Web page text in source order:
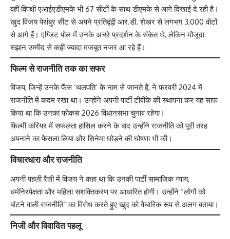
वहीं विपक्षी एआईएडीएमके भी 67 सीटों के साथ डीएमके से आगे दिखाई दे रही है।
खुद विजय पेरांबुर सीट से अपने प्रतिद्वंद्वी आर.डी. शेखर से लगभग 3,000 वोटों
से आगे हैं। एग्जिट पोल में उनके अच्छे प्रदर्शन के संकेत थे, लेकिन मौजूदा
रुझान उम्मीद से कहीं ज्यादा मजबूत नजर आ रहे हैं।
फिल्म से राजनीति तक का सफर
विजय, जिन्हें उनके फैंस ‘थलपति’ के नाम से जानते हैं, ने फरवरी 2024 में
राजनीति में कदम रखा था। उन्होंने अपनी पार्टी टीवीके की स्थापना कर यह साफ
किया था कि उनका फोकस 2026 विधानसभा चुनाव रहेगा।
फिल्मी करियर में सफलता हासिल करने के बाद उन्होंने राजनीति को पूरी तरह
अपनाने का फैसला लिया और सिनेमा छोड़ने की घोषणा भी की।
विचारधारा और राजनीति
अपनी पहली रैली में विजय ने कहा था कि उनकी पार्टी सामाजिक न्याय,
धर्मनिरपेक्षता और महिला सशक्तिकरण पर आधारित होगी। उन्होंने “लोगों को
बांटने वाली राजनीति” का विरोध करते हुए खुद को वैचारिक रूप से अलग बताया।
निजी और विवादित पहलू